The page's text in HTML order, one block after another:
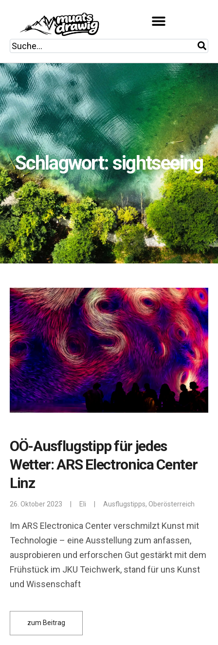
Schlagwort: sightseeing
OÖ-Ausflugstipp für jedes
Wetter: ARS Electronica Center
Linz
26. Oktober 2023 Eli Ausflugstipps, Oberösterreich
Im ARS Electronica Center verschmilzt Kunst mit
Technologie – eine Ausstellung zum anfassen,
ausprobieren und erforschen Gut gestärkt mit dem
Frühstück im JKU Teichwerk, stand für uns Kunst
und Wissenschaft
zum Beitrag